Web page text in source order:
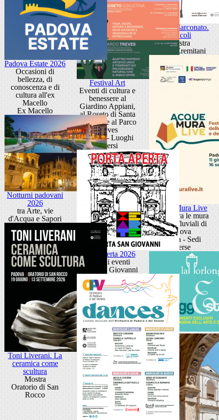
Sandra Marconato.
Oracoli
Mostra
Museo Eremitani
Festival Art
Eventi di cultura e
benessere al
Giardino Appiani,
al Roseto di Santa
Giustina e al Parco
Treves
Padova - Luoghi
diversi
Padova Estate 2026
Occasioni di
bellezza, di
conoscenza e di
cultura all'ex
Macello
Ex Macello
Acque Mura Live
Festival tra le mura
e i porti fluviali di
Padova
Padova - Sedi
diverse
Notturni padovani
2026
tra Arte, vie
d'Acqua e Sapori
Porta Aperta 2026
Ciclo di eventi
Porta San Giovanni
Toni Liverani. La
ceramica come
scultura
Mostra
Oratorio di San
Rocco